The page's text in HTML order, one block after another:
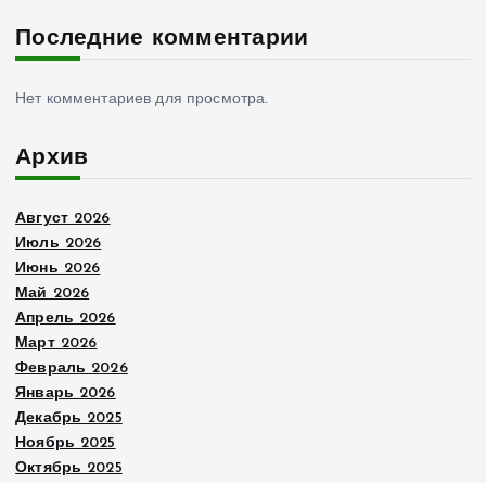
Последние комментарии
Нет комментариев для просмотра.
Архив
Август 2026
Июль 2026
Июнь 2026
Май 2026
Апрель 2026
Март 2026
Февраль 2026
Январь 2026
Декабрь 2025
Ноябрь 2025
Октябрь 2025